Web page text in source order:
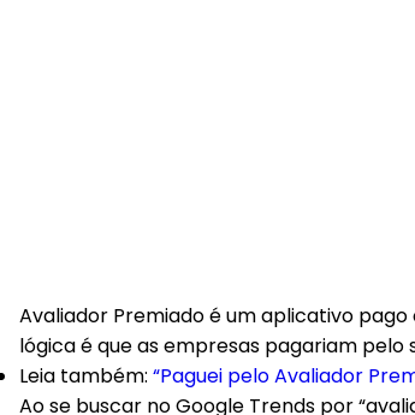
Avaliador Premiado é um aplicativo
lógica é que as empresas pagariam
Leia também: “Paguei pelo Avaliador
Ao se buscar no Google Trends por